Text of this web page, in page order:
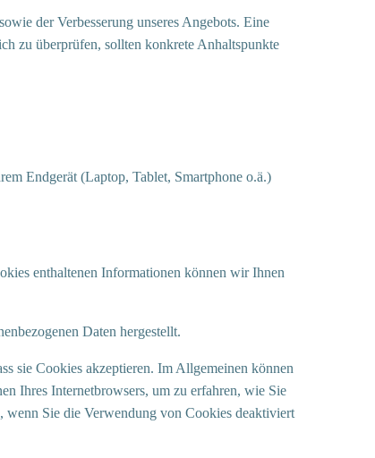
der Verbesserung unseres Angebots. Eine
zu überprüfen, sollten konkrete Anhaltspunkte
Endgerät (Laptop, Tablet, Smartphone o.ä.)
enthaltenen Informationen können wir Ihnen
Daten hergestellt.
sie Cookies akzeptieren. Im Allgemeinen können
Ihres Internetbrowsers, um zu erfahren, wie Sie
wenn Sie die Verwendung von Cookies deaktiviert